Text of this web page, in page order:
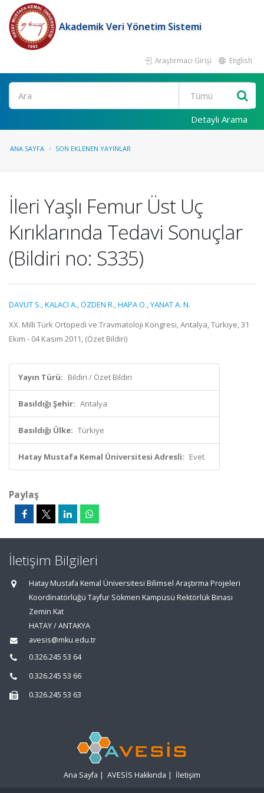
Akademik Veri Yönetim Sistemi
Araştırmacı Girişi English
Ara
Detaylı Arama
ANA SAYFA SON EKLENEN YAYINLAR
İleri Yaşlı Femur Üst Uç
Kırıklarında Tedavi Sonuçlar
(Bildiri no: S335)
DAVUT S.,KALACI A.,ÖZDEN R.,HAPA O.,YANAT A. N.
XX. Milli Türk Ortopedi ve Travmatoloji Kongresi, Antalya, Türkiye, 31
Ekim - 04 Kasım 2011, (Özet Bildiri)
Yayın Türü: Bildiri / Özet Bildiri
Basıldığı Şehir: Antalya
Basıldığı Ülke: Türkiye
Hatay Mustafa Kemal Üniversitesi Adresli: Evet
Paylaş
İletişim Bilgileri
Hatay Mustafa Kemal Üniversitesi Bilimsel Araştırma Projeleri
Koordinatörlüğü Tayfur Sökmen Kampüsü Rektörlük Binası
Zemin Kat
HATAY / ANTAKYA
avesis@mku.edu.tr
0.326.245 53 64
0.326.245 53 66
0.326.245 53 63
Ana Sayfa | AVESİS Hakkında | İletişim